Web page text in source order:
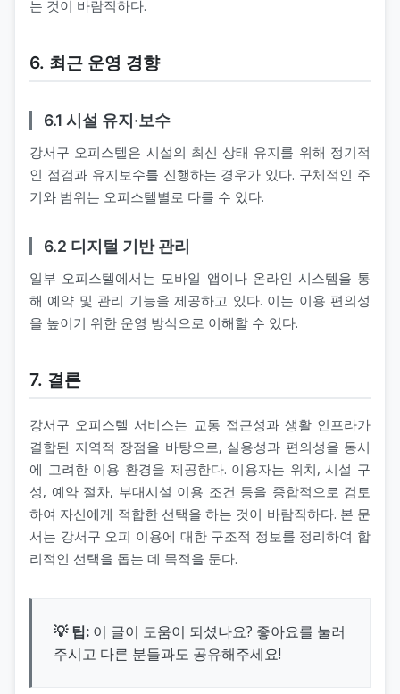
는 것이 바람직하다.
6. 최근 운영 경향
6.1 시설 유지·보수
강서구 오피스텔은 시설의 최신 상태 유지를 위해 정기적
인 점검과 유지보수를 진행하는 경우가 있다. 구체적인 주
기와 범위는 오피스텔별로 다를 수 있다.
6.2 디지털 기반 관리
일부 오피스텔에서는 모바일 앱이나 온라인 시스템을 통
해 예약 및 관리 기능을 제공하고 있다. 이는 이용 편의성
을 높이기 위한 운영 방식으로 이해할 수 있다.
7. 결론
강서구 오피스텔 서비스는 교통 접근성과 생활 인프라가
결합된 지역적 장점을 바탕으로, 실용성과 편의성을 동시
에 고려한 이용 환경을 제공한다. 이용자는 위치, 시설 구
성, 예약 절차, 부대시설 이용 조건 등을 종합적으로 검토
하여 자신에게 적합한 선택을 하는 것이 바람직하다. 본 문
서는 강서구 오피 이용에 대한 구조적 정보를 정리하여 합
리적인 선택을 돕는 데 목적을 둔다.
💡 팁: 이 글이 도움이 되셨나요? 좋아요를 눌러
주시고 다른 분들과도 공유해주세요!